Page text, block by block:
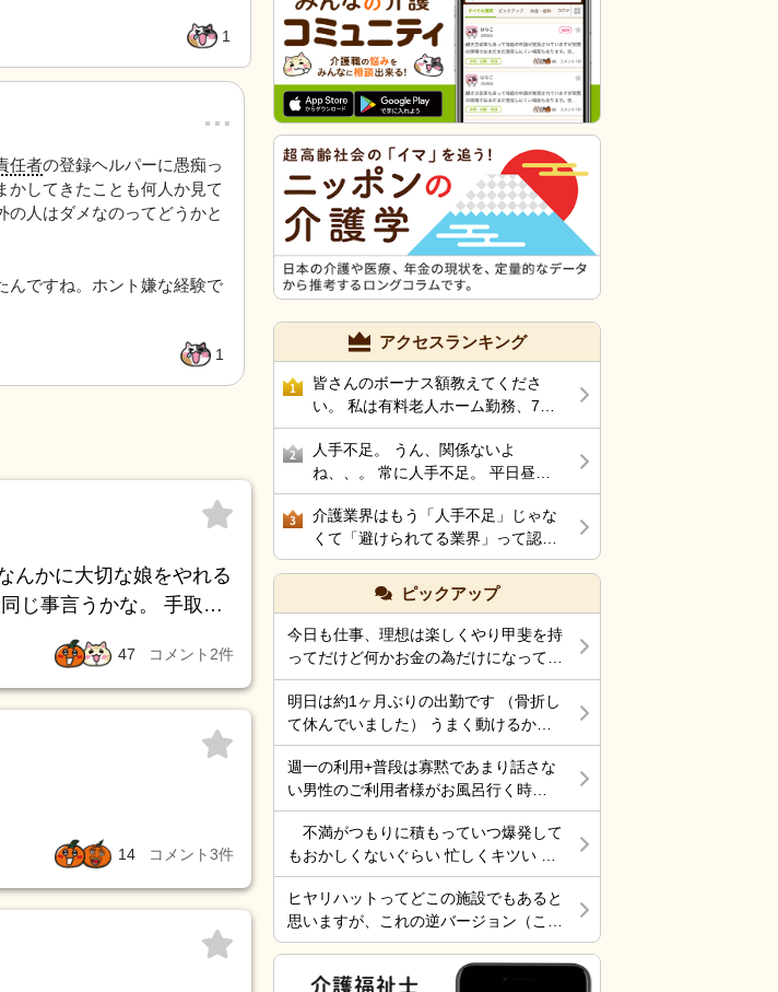
1
…
任者の登録ヘルパーに愚痴っ
かしてきたことも何人か見て
の人はダメなのってどうかと
んですね。ホント嫌な経験で
1
んかに大切な娘をやれる
じ事言うかな。 手取り
の代で詰みます。 そん
う親心は痛いほどよくわ
47 コメント 2件
14 コメント3件
アクセスランキング
1
皆さんのボーナス額教えてくださ
い。 私は有料老人ホーム勤務、70
万です。
2
人手不足。 うん、関係ないよ
ね、、。 常に人手不足。 平日昼間
はある程度暇 おしゃべりばかり。
うん、辞めよう。
3
介護業界はもう「人手不足」じゃな
くて「避けられてる業界」って認め
た方がいいのではないか？
ピックアップ
今日も仕事、理想は楽しくやり甲斐を持
ってだけど何かお金の為だけになってま
す。 それでも働くところがあって、生
きていけているのでましなのでしょう
ね。 一番辛いのは、お金がなく職探し
している時だったので今日も頑張ろうと
思う。 それにしても古株は、好き勝手
だから楽しそうです。私も古株の時は、
そこ楽しくやっていました。 転職は後
悔はしていませんが、誰もが上手くいか
ないのは確かですね。 そんなつぶやき
です、では仕事行きます。
明日は約1ヶ月ぶりの出勤です （骨折し
て休んでいました） うまく動けるかな
ぁ～ 行くしかないから考えても無駄だ
けど不安！
週一の利用+普段は寡黙であまり話さな
い男性のご利用者様がお風呂行く時
に”いってらっしゃい！”と声をかけた
ら”一緒に行く？！？”と返してくれた。
そういう想像を上回るようなことがある
からこの仕事って楽しいんだよな。 ま
だ入って4ヶ月弱しか経ってないけど。
不満がつもりに積もっていつ爆発して
もおかしくないぐらい 忙しくキツい 皆
さん休めれてますか?
ヒヤリハットってどこの施設でもあると
思いますが、これの逆バージョン（こう
したらケアが上手くいった的な共有の書
式）ってないですよね。あったらいいケ